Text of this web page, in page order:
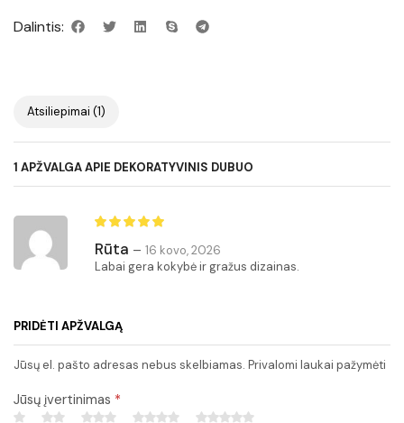
Dalintis:
Atsiliepimai (1)
1 APŽVALGA APIE DEKORATYVINIS DUBUO
Rūta – 16 kovo, 2026
Labai gera kokybė ir gražus dizainas.
PRIDĖTI APŽVALGĄ
Jūsų el. pašto adresas nebus skelbiamas. Privalomi laukai pažymėti
Jūsų įvertinimas *